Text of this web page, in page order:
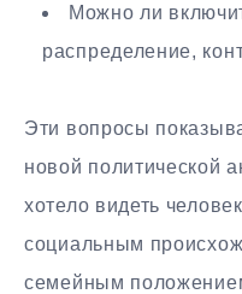
Можно ли
распределение,
Эти вопросы
новой политической
хотело видеть
социальным
семейным